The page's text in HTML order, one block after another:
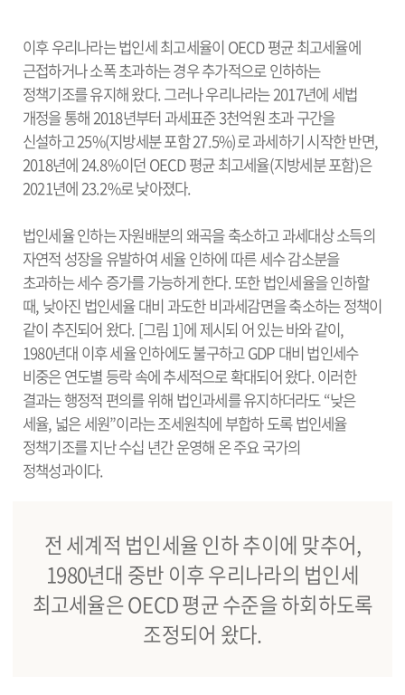
이후 우리나라는 법인세 최고세율이 OECD 평균 최고세율에
근접하거나 소폭 초과하는 경우 추가적으로 인하하는
정책기조를 유지해 왔다. 그러나 우리나라는 2017년에 세법
개정을 통해 2018년부터 과세표준 3천억원 초과 구간을
신설하고 25%(지방세분 포함 27.5%)로 과세하기 시작한 반면,
2018년에 24.8%이던 OECD 평균 최고세율(지방세분 포함)은
2021년에 23.2%로 낮아졌다.
법인세율 인하는 자원배분의 왜곡을 축소하고 과세대상 소득의
자연적 성장을 유발하여 세율 인하에 따른 세수 감소분을
초과하는 세수 증가를 가능하게 한다. 또한 법인세율을 인하할
때, 낮아진 법인세율 대비 과도한 비과세감면을 축소하는 정책이
같이 추진되어 왔다. [그림 1]에 제시되 어 있는 바와 같이,
1980년대 이후 세율 인하에도 불구하고 GDP 대비 법인세수
비중은 연도별 등락 속에 추세적으로 확대되어 왔다. 이러한
결과는 행정적 편의를 위해 법인과세를 유지하더라도 “낮은
세율, 넓은 세원”이라는 조세원칙에 부합하 도록 법인세율
정책기조를 지난 수십 년간 운영해 온 주요 국가의
정책성과이다.
전 세계적 법인세율 인하 추이에 맞추어,
1980년대 중반 이후 우리나라의 법인세
최고세율은 OECD 평균 수준을 하회하도록
조정되어 왔다.